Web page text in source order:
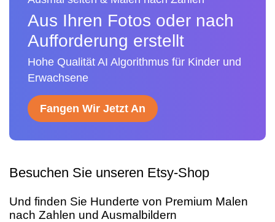
Aus Ihren Fotos oder nach
Aufforderung erstellt
Hohe Qualität AI Algorithmus für Kinder und
Erwachsene
Fangen Wir Jetzt An
Besuchen Sie unseren Etsy-Shop
Und finden Sie Hunderte von Premium Malen
nach Zahlen und Ausmalbildern